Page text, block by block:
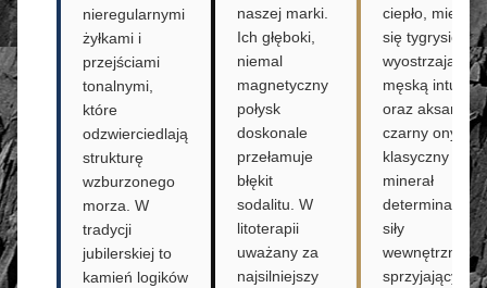
nieregularnymi
żyłkami i
przejściami
tonalnymi,
które
odzwierciedlają
strukturę
wzburzonego
morza. W
tradycji
jubilerskiej to
kamień logików
naszej marki.
Ich głęboki,
niemal
magnetyczny
połysk
doskonale
przełamuje
błękit
sodalitu. W
litoterapii
uważany za
najsilniejszy
ciepło,
się tygrysie
wyostrzające
męską intuicję
oraz
czarny onyks –
klasyczny
minerał
determinacji i
siły
wewnętrznej,
sprzyjający